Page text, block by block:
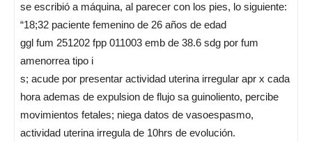
se escribió a máquina, al parecer con los pies, lo siguiente:
“18;32 paciente femenino de 26 años de edad
ggl fum 251202 fpp 011003 emb de 38.6 sdg por fum
amenorrea tipo i
s; acude por presentar actividad uterina irregular apr x cada
hora ademas de expulsion de flujo sa guinoliento, percibe
movimientos fetales; niega datos de vasoespasmo,
actividad uterina irregula de 10hrs de evolución.